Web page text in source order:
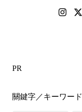
PR
關鍵字／キーワード